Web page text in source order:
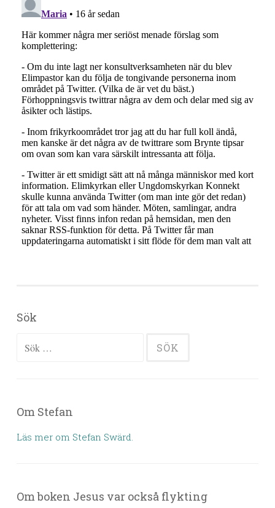
Sök
Sök efter:
Om Stefan
Läs mer om Stefan Swärd.
Om boken Jesus var också flykting